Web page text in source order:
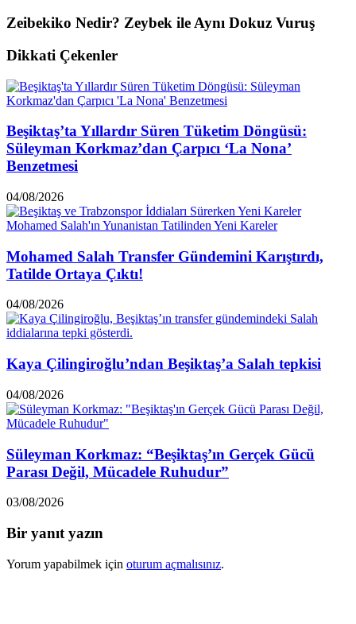
Zeibekiko Nedir? Zeybek ile Aynı Dokuz Vuruş
Dikkati Çekenler
Beşiktaş’ta Yıllardır Süren Tüketim Döngüsü:
Süleyman Korkmaz’dan Çarpıcı ‘La Nona’
Benzetmesi
04/08/2026
Mohamed Salah Transfer Gündemini Karıştırdı,
Tatilde Ortaya Çıktı!
04/08/2026
Kaya Çilingiroğlu’ndan Beşiktaş’a Salah tepkisi
04/08/2026
Süleyman Korkmaz: “Beşiktaş’ın Gerçek Gücü
Parası Değil, Mücadele Ruhudur”
03/08/2026
Bir yanıt yazın
Yorum yapabilmek için oturum açmalısınız.